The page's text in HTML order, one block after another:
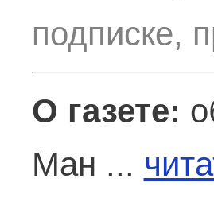
подписке,
О газете:
Ман ...